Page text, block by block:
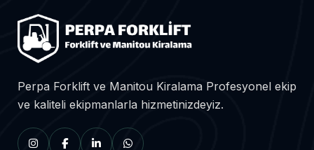
Perpa Forklift ve Manitou Kiralama Profesyonel ekip
ve kaliteli ekipmanlarla hizmetinizdeyiz.